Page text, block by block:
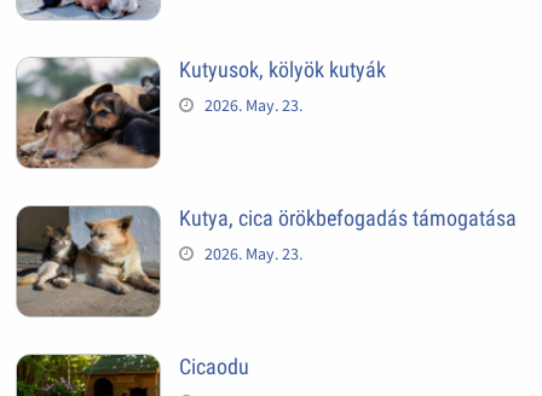
Kutyusok, kölyök kutyák
2026. May. 23.
Kutya, cica örökbefogadás támogatása
2026. May. 23.
Cicaodu